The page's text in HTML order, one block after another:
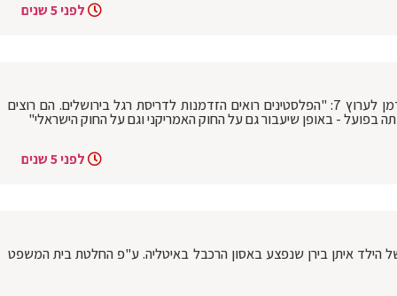
לפני 5 שנים
שגריר ארה"ב בישראל לשעבר דיוויד פרידמן לערוץ 7: "הפלסטינים רואים הזדמנות לדריסת רגל בירושלים. הם רוצים
בפועל - באופן שיעבור גם על החוק האמריקני וגם על החוק הישראלי"
לפני 5 שנים
הילד איתן בירן שנפצע באסון הרכבל באיטליה. ע"פ החלטת בית המשפט